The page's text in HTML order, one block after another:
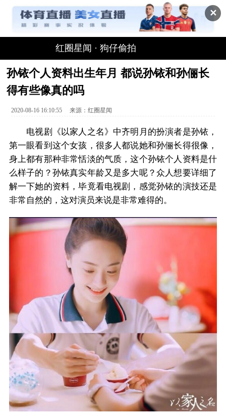
✕
红圈星闻 ·狗仔偷拍
孙铱个人资料出生年月 都说孙铱和孙俪长
得有些像真的吗
2020-08-16 16:10:55 来源：红圈星闻
电视剧《以家人之名》中齐明月的扮演者是孙铱，
第一眼看到这个女孩，很多人都说她和孙俪长得很像，
身上都有那种非常恬淡的气质，这个孙铱个人资料是什
么样子的？孙铱真实年龄又是多大呢？众人想要详细了
解一下她的资料，毕竟看电视剧，感觉孙铱的演技还是
非常自然的，这对演员来说是非常难得的。